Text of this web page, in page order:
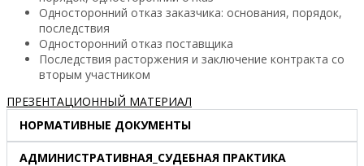
Односторонний отказ заказчика: основания, порядок,
последствия
Односторонний отказ поставщика
Последствия расторжения и заключение контракта со
вторым участником
ПРЕЗЕНТАЦИОННЫЙ МАТЕРИАЛ
НОРМАТИВНЫЕ ДОКУМЕНТЫ
АДМИНИСТРАТИВНАЯ_СУДЕБНАЯ ПРАКТИКА